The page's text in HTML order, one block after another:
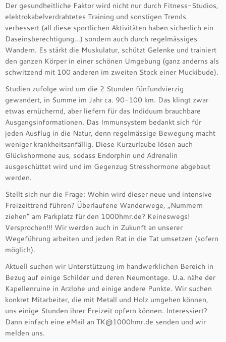
Der gesundheitliche Faktor wird nicht nur durch Fitness-Studios,
elektrokabelverdrahtetes Training und sonstigen Trends
verbessert (all diese sportlichen Aktivitäten haben sicherlich ein
Daseinsberechtigung…) sondern auch durch regelmässiges
Wandern. Es stärkt die Muskulatur, schützt Gelenke und trainiert
den ganzen Körper in einer schönen Umgebung (ganz anderns als
schwitzend mit 100 anderen im zweiten Stock einer Muckibude).
Studien zufolge wird um die 2 Stunden fünfundvierzig
gewandert, in Summe im Jahr ca. 90-100 km. Das klingt zwar
etwas ernüchernd, aber liefern für das Indiduum brauchbare
Ausgangsinformationen. Das Immunsystem bedankt sich für
jeden Ausflug in die Natur, denn regelmässige Bewegung macht
weniger krankheitsanfällig. Diese Kurzurlaube lösen auch
Glückshormone aus, sodass Endorphin und Adrenalin
ausgeschüttet wird und im Gegenzug Stresshormone abgebaut
werden.
Stellt sich nur die Frage: Wohin wird dieser neue und intensive
Freizeittrend führen? Überlaufene Wanderwege, „Nummern
ziehen“ am Parkplatz für den 1000hmr.de? Keineswegs!
Versprochen!!! Wir werden auch in Zukunft an unserer
Wegeführung arbeiten und jeden Rat in die Tat umsetzen (sofern
möglich).
Aktuell suchen wir Unterstützung im handwerklichen Bereich in
Bezug auf einige Schilder und deren Neumontage. U.a. nähe der
Kapellenruine in Arzlohe und einige andere Punkte. Wir suchen
konkret Mitarbeiter, die mit Metall und Holz umgehen können,
uns einige Stunden ihrer Freizeit opfern können. Interessiert?
Dann einfach eine eMail an TK@1000hmr.de senden und wir
melden uns.